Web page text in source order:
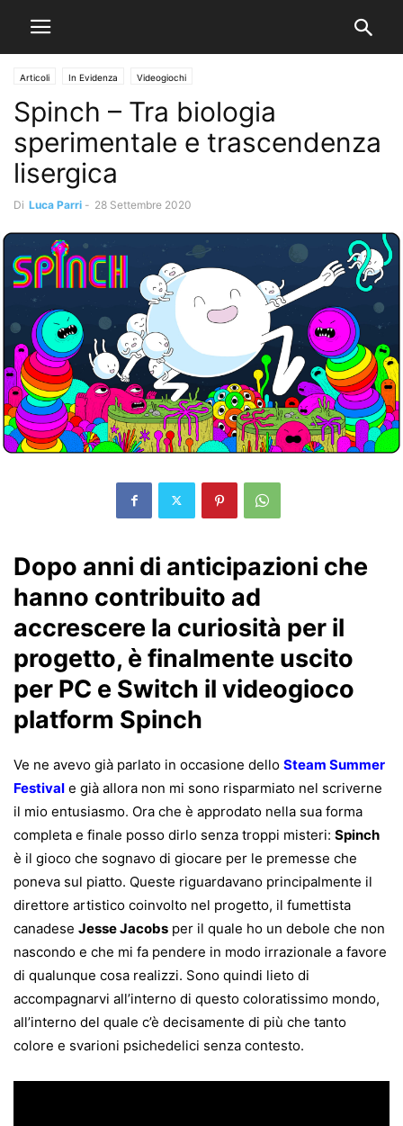
Articoli In Evidenza Videogiochi
Spinch – Tra biologia
sperimentale e trascendenza
lisergica
Di Luca Parri - 28 Settembre 2020
Dopo anni di anticipazioni che
hanno contribuito ad
accrescere la curiosità per il
progetto, è finalmente uscito
per PC e Switch il videogioco
platform Spinch
Ve ne avevo già parlato in occasione dello Steam Summer
Festival e già allora non mi sono risparmiato nel scriverne
il mio entusiasmo. Ora che è approdato nella sua forma
completa e finale posso dirlo senza troppi misteri: Spinch
è il gioco che sognavo di giocare per le premesse che
poneva sul piatto. Queste riguardavano principalmente il
direttore artistico coinvolto nel progetto, il fumettista
canadese Jesse Jacobs per il quale ho un debole che non
nascondo e che mi fa pendere in modo irrazionale a favore
di qualunque cosa realizzi. Sono quindi lieto di
accompagnarvi all’interno di questo coloratissimo mondo,
all’interno del quale c’è decisamente di più che tanto
colore e svarioni psichedelici senza contesto.